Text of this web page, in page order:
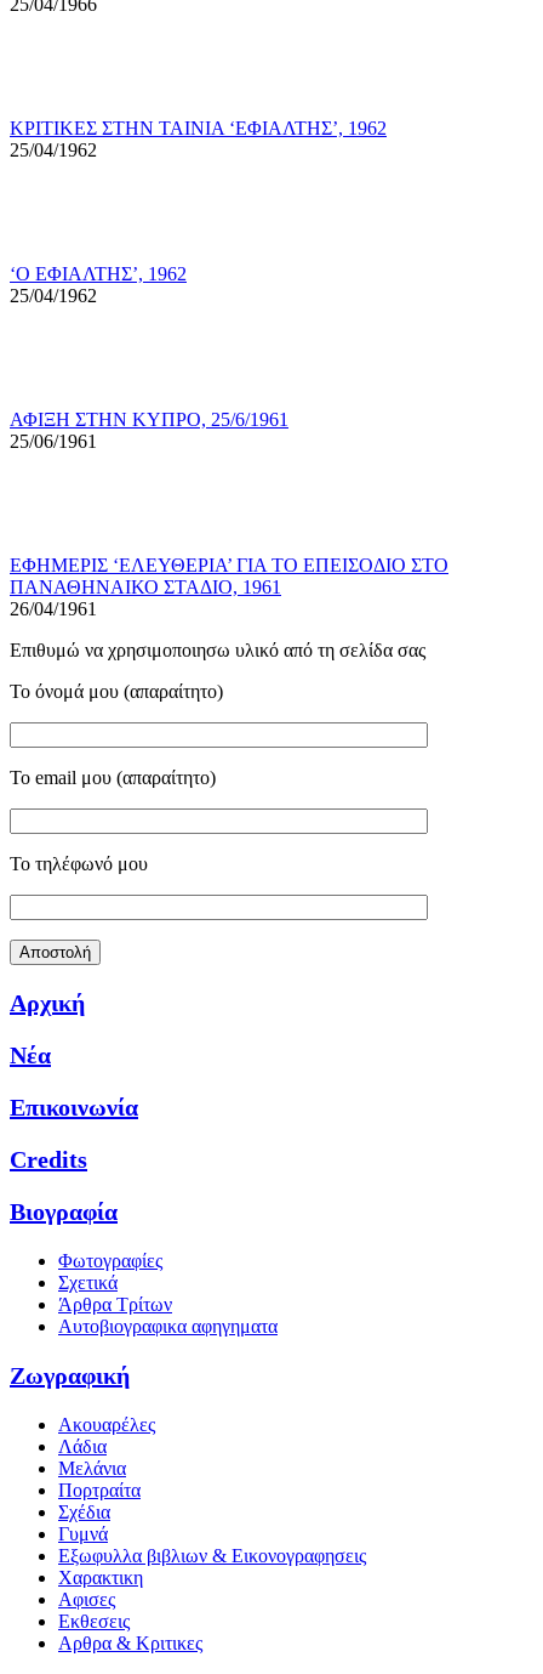
25/04/1966
ΚΡΙΤΙΚΕΣ ΣΤΗΝ ΤΑΙΝΙΑ ‘ΕΦΙΑΛΤΗΣ’, 1962
25/04/1962
‘Ο ΕΦΙΑΛΤΗΣ’, 1962
25/04/1962
ΑΦΙΞΗ ΣΤΗΝ ΚΥΠΡΟ, 25/6/1961
25/06/1961
ΕΦΗΜΕΡΙΣ ‘ΕΛΕΥΘΕΡΙΑ’ ΓΙΑ ΤΟ ΕΠΕΙΣΟΔΙΟ ΣΤΟ
ΠΑΝΑΘΗΝΑΙΚΟ ΣΤΑΔΙΟ, 1961
26/04/1961
Επιθυμώ να χρησιμοποιησω υλικό από τη σελίδα σας
Το όνομά μου (απαραίτητο)
Το email μου (απαραίτητο)
Το τηλέφωνό μου
Αρχική
Νέα
Επικοινωνία
Credits
Βιογραφία
Φωτογραφίες
Σχετικά
Άρθρα Τρίτων
Αυτοβιογραφικα αφηγηματα
Ζωγραφική
Ακουαρέλες
Λάδια
Μελάνια
Πορτραίτα
Σχέδια
Γυμνά
Εξωφυλλα βιβλιων & Εικονογραφησεις
Χαρακτικη
Αφισες
Εκθεσεις
Αρθρα & Κριτικες